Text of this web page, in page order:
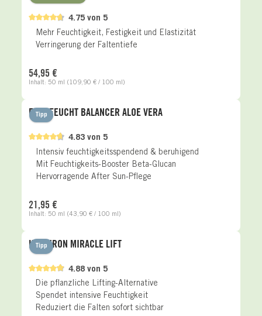
4.75 von 5
Mehr Feuchtigkeit, Festigkeit und Elastizität
Verringerung der Faltentiefe
Inhalt: 50 ml (109,90 € / 100 ml)
54,95 €
Tipp
4.83 von 5
FETT-FEUCHT BALANCER ALOE VERA
Intensiv feuchtigkeitsspendend & beruhigend
Mit Feuchtigkeits-Booster Beta-Glucan
Hervorragende After Sun-Pflege
Inhalt: 50 ml (43,90 € / 100 ml)
21,95 €
Tipp
4.88 von 5
HYALURON MIRACLE LIFT
Die pflanzliche Lifting-Alternative
Spendet intensive Feuchtigkeit
Reduziert die Falten sofort sichtbar